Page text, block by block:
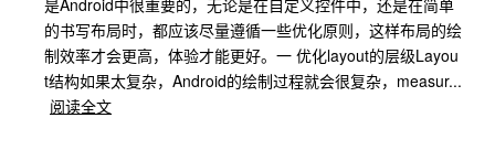
是Android中很重要的，无论是在自定义控件中，还是在简单
的书写布局时，都应该尽量遵循一些优化原则，这样布局的绘
制效率才会更高，体验才能更好。一 优化layout的层级Layou
t结构如果太复杂，Android的绘制过程就会很复杂，measur...
阅读全文